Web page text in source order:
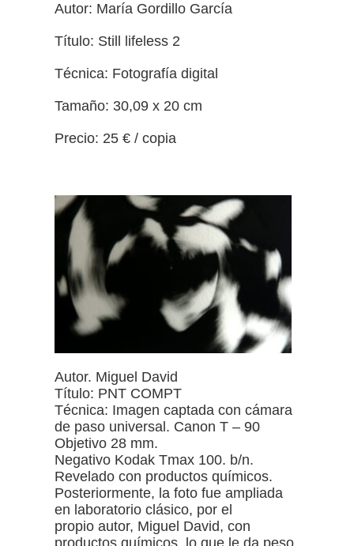
Autor: María Gordillo García
Título: Still lifeless 2
Técnica: Fotografía digital
Tamaño: 30,09 x 20 cm
Precio: 25 € / copia
Autor. Miguel David
Título: PNT COMPT
Técnica: Imagen captada con cámara
de paso universal. Canon T – 90
Objetivo 28 mm.
Negativo Kodak Tmax 100. b/n.
Revelado con productos químicos.
Posteriormente, la foto fue ampliada
en laboratorio clásico, por el
propio autor, Miguel David, con